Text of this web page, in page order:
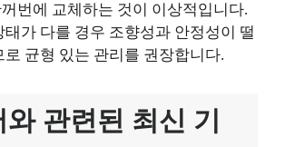
번에 교체하는 것이 이상적입니다.
태가 다를 경우 조향성과 안정성이 떨
로 균형 있는 관리를 권장합니다.
관련된 최신 기